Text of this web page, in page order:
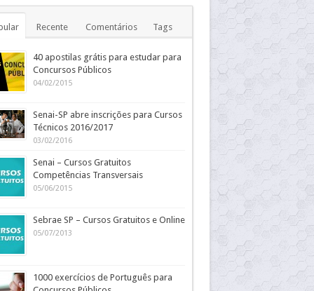
Recente Comentários Tags
40 apostilas grátis para estudar para
Concursos Públicos
04/02/2015
Senai-SP abre inscrições para Cursos
Técnicos 2016/2017
03/02/2016
Senai – Cursos Gratuitos
Competências Transversais
05/06/2015
Sebrae SP – Cursos Gratuitos e Online
05/07/2013
1000 exercícios de Português para